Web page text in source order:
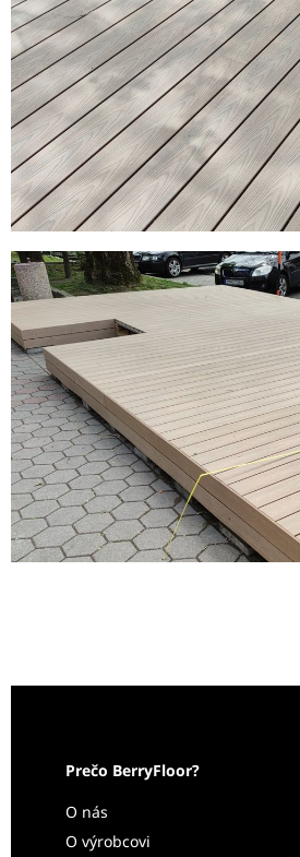
Prečo BerryFloor?
O nás
O výrobcovi